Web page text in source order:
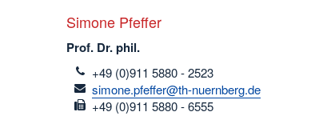
Simone Pfeffer
Prof. Dr. phil.
telefon
+49 (0)911 5880 - 2523
email
simone.pfeffer@th-nuernberg.de
fax
+49 (0)911 5880 - 6555